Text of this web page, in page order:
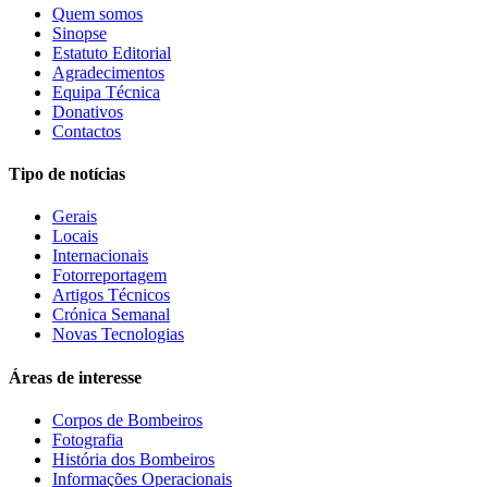
Quem somos
Sinopse
Estatuto Editorial
Agradecimentos
Equipa Técnica
Donativos
Contactos
Tipo de notícias
Gerais
Locais
Internacionais
Fotorreportagem
Artigos Técnicos
Crónica Semanal
Novas Tecnologias
Áreas de interesse
Corpos de Bombeiros
Fotografia
História dos Bombeiros
Informações Operacionais